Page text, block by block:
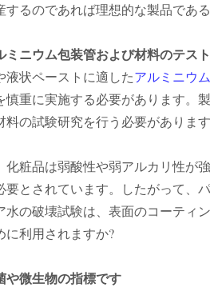
するのであれば理想的な製品である
ミニウム包装管および材料のテス
液状ペーストに適したアルミニウ
慎重に実施する必要があります。
料の試験研究を行う必要があります
化粧品は弱酸性や弱アルカリ性が
要とされています。したがって、
水の破壊試験は、表面のコーティ
に利用されますか?
や微生物の指標です